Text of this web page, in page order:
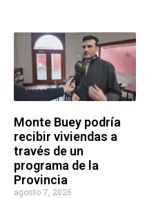
Monte Buey podría
recibir viviendas a
través de un
programa de la
Provincia
agosto 7, 2026